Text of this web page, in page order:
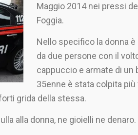
Maggio 2014 nei pressi
Foggia.
Nello specifico la donna
da due persone con il
cappuccio e armate di un
35enne è stata colpita più
grida della stessa.
alla donna, ne gioielli ne denaro.